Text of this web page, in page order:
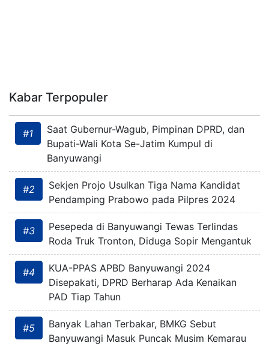
Kabar Terpopuler
#1
Saat Gubernur-Wagub, Pimpinan DPRD, dan
Bupati-Wali Kota Se-Jatim Kumpul di
Banyuwangi
#2
Sekjen Projo Usulkan Tiga Nama Kandidat
Pendamping Prabowo pada Pilpres 2024
#3
Pesepeda di Banyuwangi Tewas Terlindas
Roda Truk Tronton, Diduga Sopir Mengantuk
#4
KUA-PPAS APBD Banyuwangi 2024
Disepakati, DPRD Berharap Ada Kenaikan
PAD Tiap Tahun
#5
Banyak Lahan Terbakar, BMKG Sebut
Banyuwangi Masuk Puncak Musim Kemarau